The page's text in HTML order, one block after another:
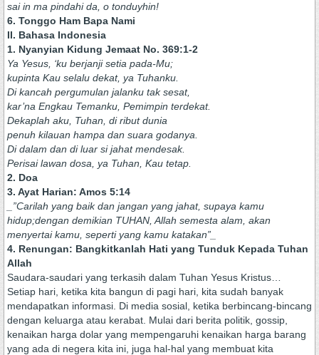
sai in ma pindahi da, o tonduyhin!
6. Tonggo Ham Bapa Nami
II. Bahasa Indonesia
1. Nyanyian Kidung Jemaat No. 369:1-2
Ya Yesus, ‘ku berjanji setia pada-Mu;
kupinta Kau selalu dekat, ya Tuhanku.
Di kancah pergumulan jalanku tak sesat,
kar’na Engkau Temanku, Pemimpin terdekat.
Dekaplah aku, Tuhan, di ribut dunia
penuh kilauan hampa dan suara godanya.
Di dalam dan di luar si jahat mendesak.
Perisai lawan dosa, ya Tuhan, Kau tetap.
2. Doa
3. Ayat Harian: Amos 5:14
_”Carilah yang baik dan jangan yang jahat, supaya kamu
hidup;dengan demikian TUHAN, Allah semesta alam, akan
menyertai kamu, seperti yang kamu katakan”_
4. Renungan: Bangkitkanlah Hati yang Tunduk Kepada Tuhan
Allah
Saudara-saudari yang terkasih dalam Tuhan Yesus Kristus…
Setiap hari, ketika kita bangun di pagi hari, kita sudah banyak
mendapatkan informasi. Di media sosial, ketika berbincang-bincang
dengan keluarga atau kerabat. Mulai dari berita politik, gossip,
kenaikan harga dolar yang mempengaruhi kenaikan harga barang
yang ada di negera kita ini, juga hal-hal yang membuat kita